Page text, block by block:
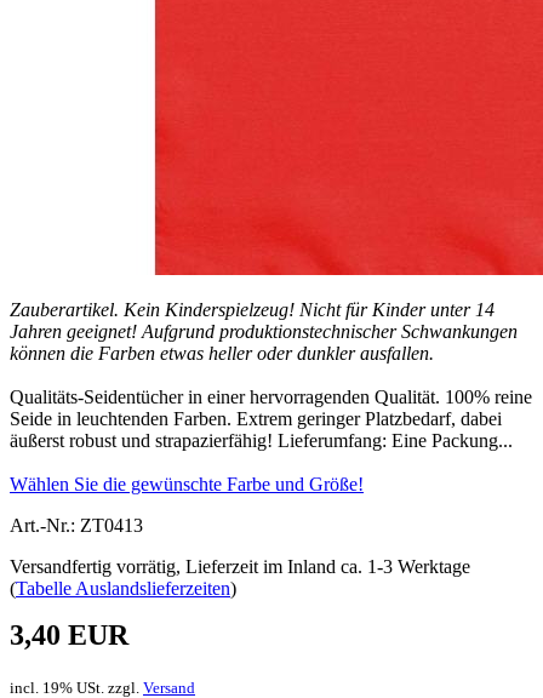
Zauberartikel. Kein Kinderspielzeug! Nicht für Kinder unter 14
Jahren geeignet! Aufgrund produktionstechnischer Schwankungen
können die Farben etwas heller oder dunkler ausfallen.
Qualitäts-Seidentücher in einer hervorragenden Qualität. 100% reine
Seide in leuchtenden Farben. Extrem geringer Platzbedarf, dabei
äußerst robust und strapazierfähig! Lieferumfang: Eine Packung...
Wählen Sie die gewünschte Farbe und Größe!
Art.-Nr.: ZT0413
Versandfertig vorrätig, Lieferzeit im Inland ca. 1-3 Werktage
(Tabelle Auslandslieferzeiten)
3,40 EUR
incl. 19% USt. zzgl. Versand